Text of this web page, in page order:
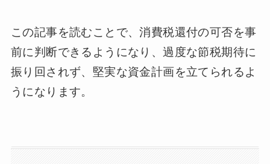
この記事を読むことで、消費税還付の可否を事
前に判断できるようになり、過度な節税期待に
振り回されず、堅実な資金計画を立てられるよ
うになります。